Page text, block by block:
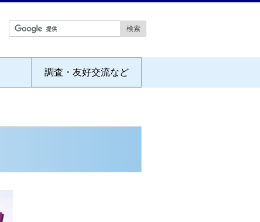
調査・友好交流など